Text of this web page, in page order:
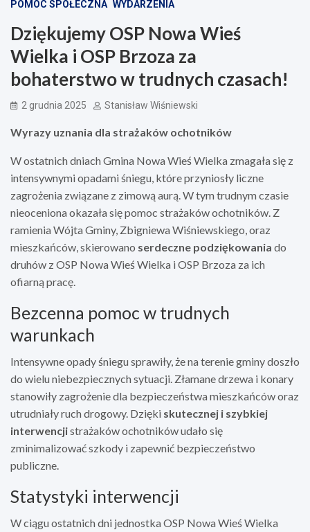
POMOC SPOŁECZNA WYDARZENIA
Dziękujemy OSP Nowa Wieś
Wielka i OSP Brzoza za
bohaterstwo w trudnych czasach!
2 grudnia 2025 Stanisław Wiśniewski
Wyrazy uznania dla strażaków ochotników
W ostatnich dniach Gmina Nowa Wieś Wielka zmagała się z
intensywnymi opadami śniegu, które przyniosły liczne
zagrożenia związane z zimową aurą. W tym trudnym czasie
nieoceniona okazała się pomoc strażaków ochotników. Z
ramienia Wójta Gminy, Zbigniewa Wiśniewskiego, oraz
mieszkańców, skierowano serdeczne podziękowania do
druhów z OSP Nowa Wieś Wielka i OSP Brzoza za ich
ofiarną pracę.
Bezcenna pomoc w trudnych
warunkach
Intensywne opady śniegu sprawiły, że na terenie gminy doszło
do wielu niebezpiecznych sytuacji. Złamane drzewa i konary
stanowiły zagrożenie dla bezpieczeństwa mieszkańców oraz
utrudniały ruch drogowy. Dzięki skutecznej i szybkiej
interwencjistrażaków ochotników udało się
zminimalizować szkody i zapewnić bezpieczeństwo
publiczne.
Statystyki interwencji
W ciągu ostatnich dni jednostka OSP Nowa Wieś Wielka